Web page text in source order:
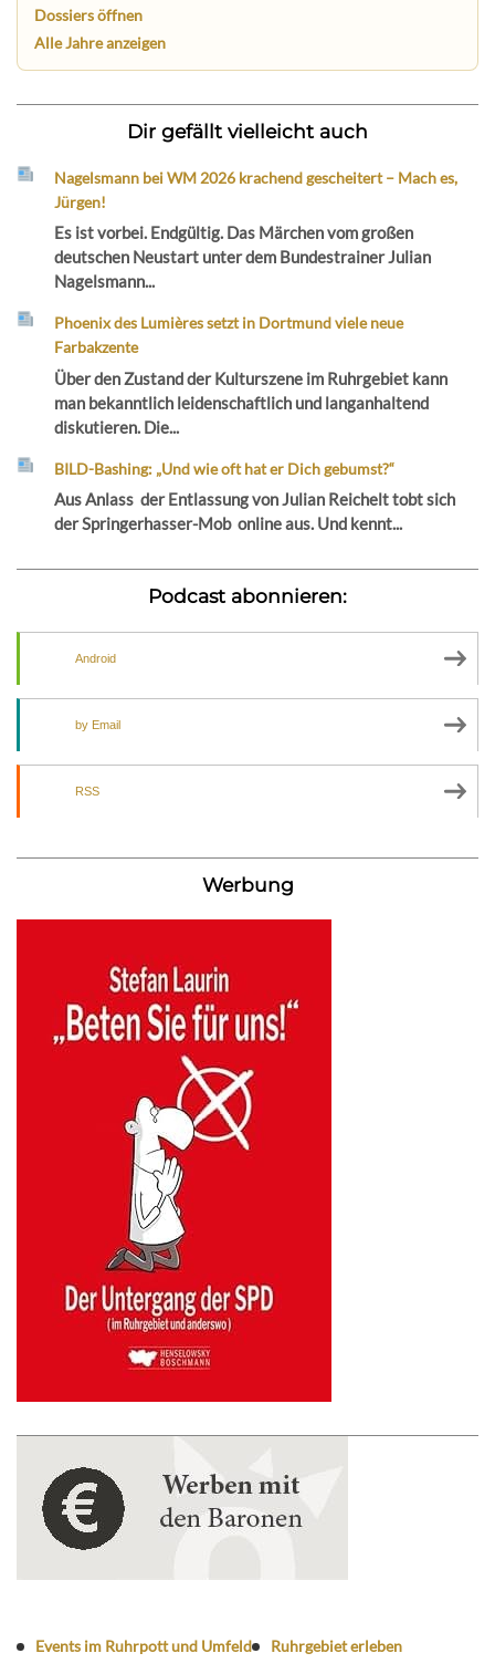
Dossiers öffnen
Alle Jahre anzeigen
Dir gefällt vielleicht auch
Nagelsmann bei WM 2026 krachend gescheitert – Mach es,
Jürgen!
Es ist vorbei. Endgültig. Das Märchen vom großen
deutschen Neustart unter dem Bundestrainer Julian
Nagelsmann...
Phoenix des Lumières setzt in Dortmund viele neue
Farbakzente
Über den Zustand der Kulturszene im Ruhrgebiet kann
man bekanntlich leidenschaftlich und langanhaltend
diskutieren. Die...
BILD-Bashing: „Und wie oft hat er Dich gebumst?“
Aus Anlass der Entlassung von Julian Reichelt tobt sich
der Springerhasser-Mob online aus. Und kennt...
Podcast abonnieren:
Android
by Email
RSS
Werbung
Events im Ruhrpott und Umfeld Ruhrgebiet erleben